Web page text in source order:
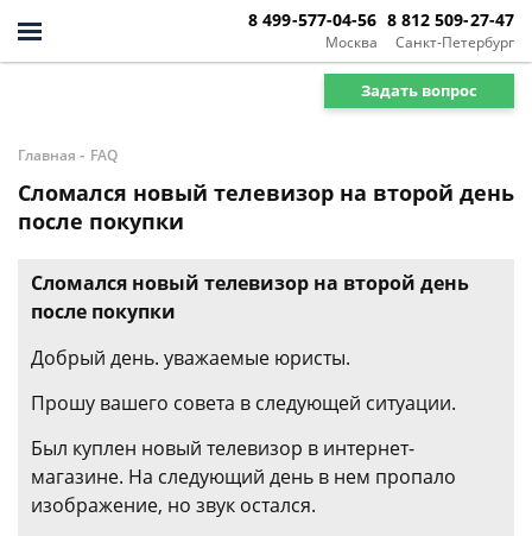
Москва
8 499-577-04-56
Санкт-Петербург
8 812 509-27-47
Задать вопрос
Главная - FAQ
Сломался новый телевизор на второй день
после покупки
Сломался новый телевизор на второй день
после покупки
Добрый день. уважаемые юристы.
Прошу вашего совета в следующей ситуации.
Был куплен новый телевизор в интернет-
магазине. На следующий день в нем пропало
изображение, но звук остался.